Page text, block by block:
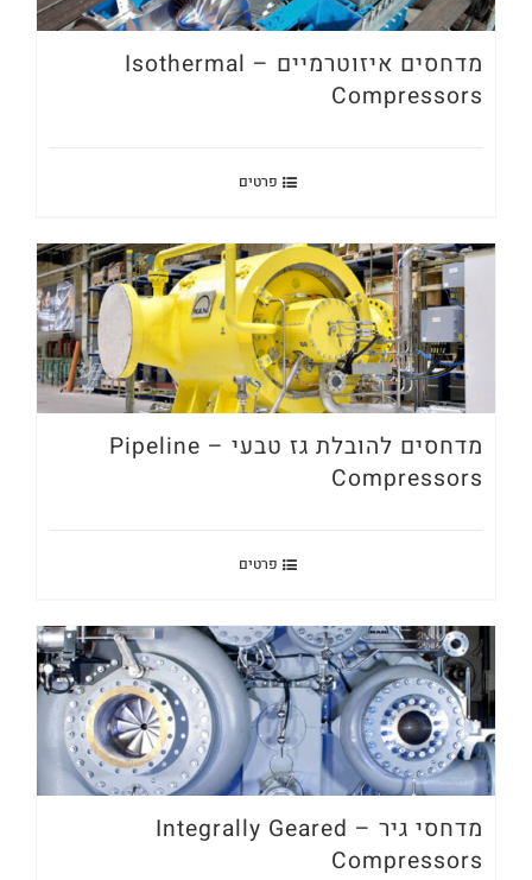
מדחסים איזוטרמיים – Isothermal
Compressors
פרטים
מדחסים להובלת גז טבעי – Pipeline
Compressors
פרטים
מדחסי גיר – Integrally Geared
Compressors